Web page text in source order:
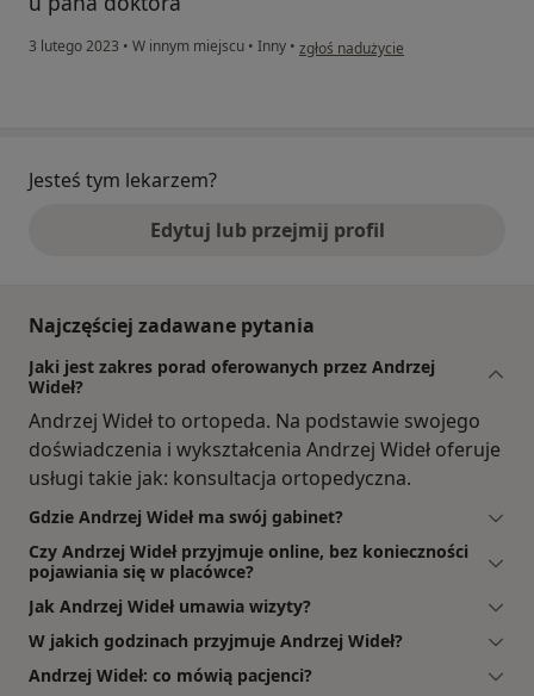
3 lutego 2023 • W innym miejscu • Inny • w opinii użytkownika Alicja M.
zgłoś nadużycie
Jesteś tym lekarzem?
Edytuj lub przejmij profil
Najczęściej zadawane pytania
Jaki jest zakres porad oferowanych przez Andrzej
Wideł?
Andrzej Wideł to ortopeda. Na podstawie swojego
doświadczenia i wykształcenia Andrzej Wideł oferuje
usługi takie jak: konsultacja ortopedyczna.
Gdzie Andrzej Wideł ma swój gabinet?
Czy Andrzej Wideł przyjmuje online, bez konieczności
pojawiania się w placówce?
Jak Andrzej Wideł umawia wizyty?
W jakich godzinach przyjmuje Andrzej Wideł?
Andrzej Wideł: co mówią pacjenci?